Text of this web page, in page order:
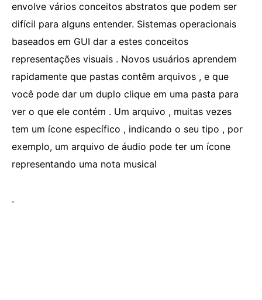
envolve vários conceitos abstratos que podem ser
difícil para alguns entender. Sistemas operacionais
baseados em GUI dar a estes conceitos
representações visuais . Novos usuários aprendem
rapidamente que pastas contêm arquivos , e que
você pode dar um duplo clique em uma pasta para
ver o que ele contém . Um arquivo , muitas vezes
tem um ícone específico , indicando o seu tipo , por
exemplo, um arquivo de áudio pode ter um ícone
representando uma nota musical
.